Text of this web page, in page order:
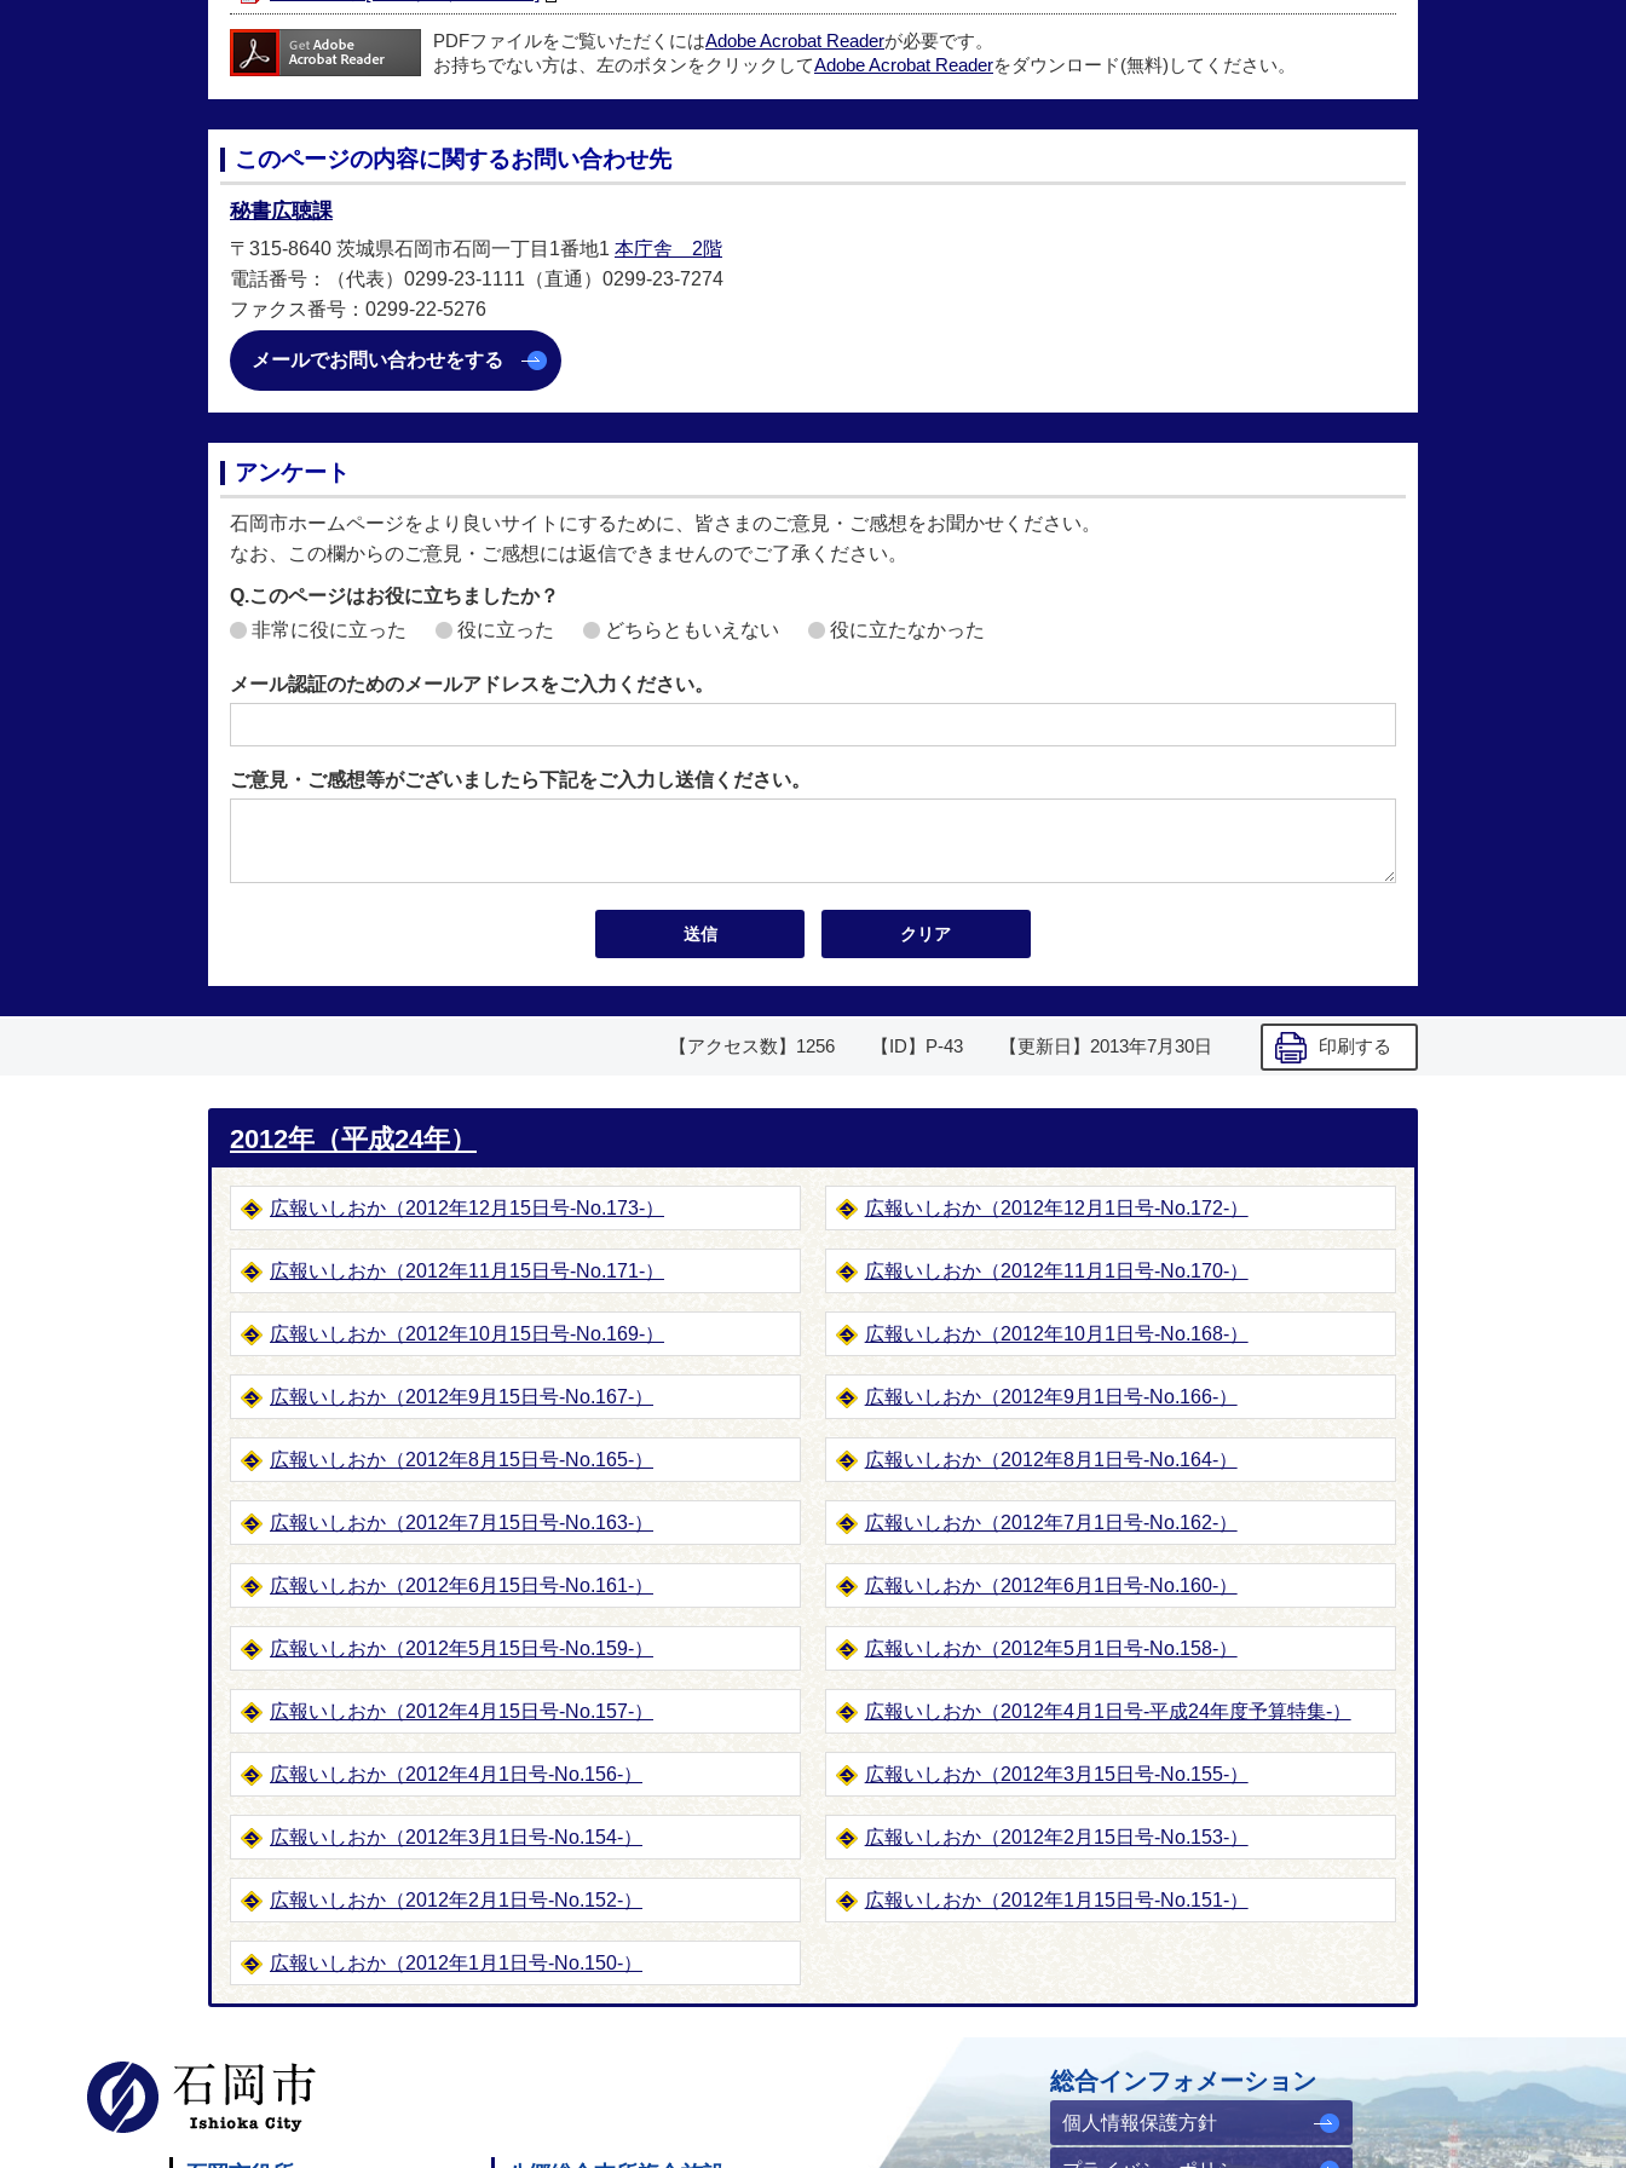
PDFファイルをご覧いただくにはAdobe Acrobat Readerが必要です。
お持ちでない方は、左のボタンをクリックしてAdobe Acrobat Readerをダウンロード(無料)してください。
このページの内容に関するお問い合わせ先
秘書広聴課
〒315-8640 茨城県石岡市石岡一丁目1番地1 本庁舎 2階
電話番号：（代表）0299-23-1111（直通）0299-23-7274
ファクス番号：0299-22-5276
メールでお問い合わせをする
アンケート
石岡市ホームページをより良いサイトにするために、皆さまのご意見・ご感想をお聞かせください。
なお、この欄からのご意見・ご感想には返信できませんのでご了承ください。
Q.このページはお役に立ちましたか？
非常に役に立った
役に立った どちらともいえない 役に立たなかった
メール認証のためのメールアドレスをご入力ください。
ご意見・ご感想等がございましたら下記をご入力し送信ください。
【アクセス数】 1256 【ID】 P-43 【更新日】 2013年7月30日 印刷する
2012年（平成24年）
広報いしおか（2012年12月15日号-No.173-） 広報いしおか（2012年12月1日号-No.172-）
広報いしおか（2012年11月15日号-No.171-） 広報いしおか（2012年11月1日号-No.170-）
広報いしおか（2012年10月15日号-No.169-） 広報いしおか（2012年10月1日号-No.168-）
広報いしおか（2012年9月15日号-No.167-） 広報いしおか（2012年9月1日号-No.166-）
広報いしおか（2012年8月15日号-No.165-） 広報いしおか（2012年8月1日号-No.164-）
広報いしおか（2012年7月15日号-No.163-） 広報いしおか（2012年7月1日号-No.162-）
広報いしおか（2012年6月15日号-No.161-） 広報いしおか（2012年6月1日号-No.160-）
広報いしおか（2012年5月15日号-No.159-） 広報いしおか（2012年5月1日号-No.158-）
広報いしおか（2012年4月15日号-No.157-） 広報いしおか（2012年4月1日号-平成24年度予算特集-）
広報いしおか（2012年4月1日号-No.156-） 広報いしおか（2012年3月15日号-No.155-）
広報いしおか（2012年3月1日号-No.154-） 広報いしおか（2012年2月15日号-No.153-）
広報いしおか（2012年2月1日号-No.152-） 広報いしおか（2012年1月15日号-No.151-）
広報いしおか（2012年1月1日号-No.150-）
総合インフォメーション
個人情報保護方針